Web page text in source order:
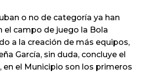
o no de categoría ya han
el campo de juego la Bola
a la creación de más equipos,
García, sin duda, concluye el
en el Municipio son los primeros